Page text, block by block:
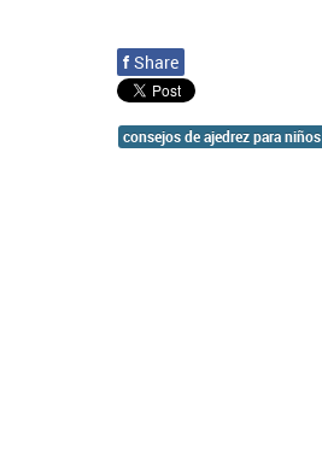
f Share
consejos de ajedrez para niños